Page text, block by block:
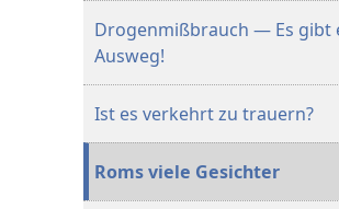
Drogenmißbrauch — Es gibt
Ausweg!
Ist es verkehrt zu trauern?
Roms viele Gesichter